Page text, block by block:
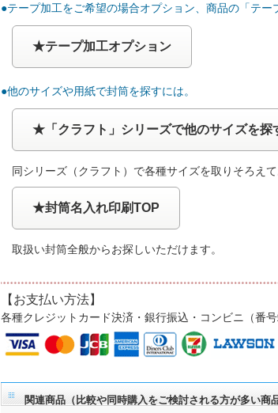
●テープ加工をご希望の場合オプション、商品の「テー
★テープ加工オプション
●他のサイズや用紙で封筒を探すには。
★「クラフト」シリーズで他のサイズを探
同シリーズ（クラフト）で各種サイズを取りそろえ
★封筒名入れ印刷TOP
取扱い封筒全般からお探しいただけます。
【お支払い方法】
各種クレジットカード決済・銀行振込・コンビニ（番
関連商品（比較や同時購入をご検討される方が多い商